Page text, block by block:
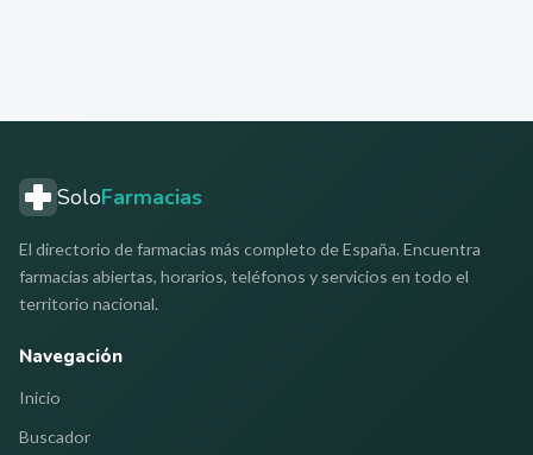
SoloFarmacias
El directorio de farmacias más completo de España. Encuentra
farmacias abiertas, horarios, teléfonos y servicios en todo el
territorio nacional.
Navegación
Inicio
Buscador